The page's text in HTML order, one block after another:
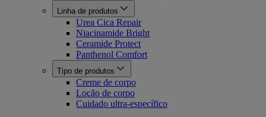
Linha de produtos
Urea Cica Repair
Niacinamide Bright
Ceramide Protect
Panthenol Comfort
Tipo de produtos
Creme de corpo
Loção de corpo
Cuidado ultra-específico